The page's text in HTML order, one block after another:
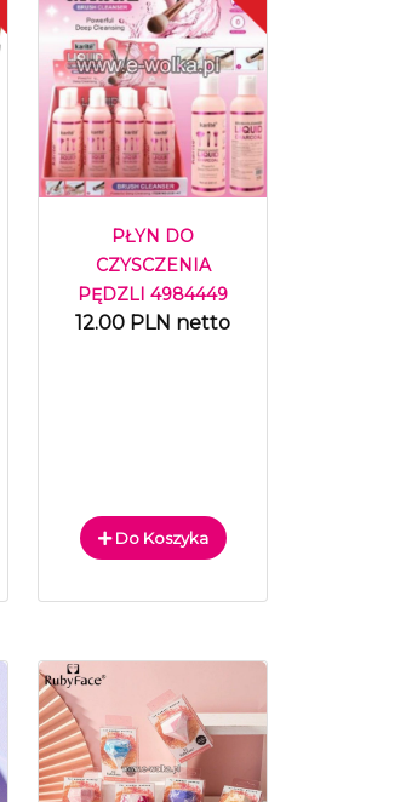
PŁYN DO
CZYSCZENIA
PĘDZLI 4984449
12.00 PLN netto
Do Koszyka